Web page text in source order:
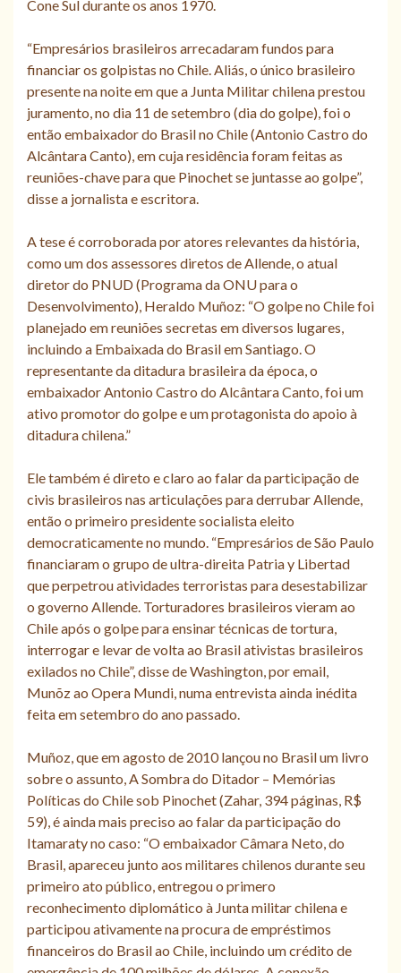
Cone Sul durante os anos 1970.
“Empresários brasileiros arrecadaram fundos para
financiar os golpistas no Chile. Aliás, o único brasileiro
presente na noite em que a Junta Militar chilena prestou
juramento, no dia 11 de setembro (dia do golpe), foi o
então embaixador do Brasil no Chile (Antonio Castro do
Alcântara Canto), em cuja residência foram feitas as
reuniões-chave para que Pinochet se juntasse ao golpe”,
disse a jornalista e escritora.
A tese é corroborada por atores relevantes da história,
como um dos assessores diretos de Allende, o atual
diretor do PNUD (Programa da ONU para o
Desenvolvimento), Heraldo Muñoz: “O golpe no Chile foi
planejado em reuniões secretas em diversos lugares,
incluindo a Embaixada do Brasil em Santiago. O
representante da ditadura brasileira da época, o
embaixador Antonio Castro do Alcântara Canto, foi um
ativo promotor do golpe e um protagonista do apoio à
ditadura chilena.”
Ele também é direto e claro ao falar da participação de
civis brasileiros nas articulações para derrubar Allende,
então o primeiro presidente socialista eleito
democraticamente no mundo. “Empresários de São Paulo
financiaram o grupo de ultra-direita Patria y Libertad
que perpetrou atividades terroristas para desestabilizar
o governo Allende. Torturadores brasileiros vieram ao
Chile após o golpe para ensinar técnicas de tortura,
interrogar e levar de volta ao Brasil ativistas brasileiros
exilados no Chile”, disse de Washington, por email,
Munõz ao Opera Mundi, numa entrevista ainda inédita
feita em setembro do ano passado.
Muñoz, que em agosto de 2010 lançou no Brasil um livro
sobre o assunto, A Sombra do Ditador – Memórias
Políticas do Chile sob Pinochet (Zahar, 394 páginas, R$
59), é ainda mais preciso ao falar da participação do
Itamaraty no caso: “O embaixador Câmara Neto, do
Brasil, apareceu junto aos militares chilenos durante seu
primeiro ato público, entregou o primero
reconhecimento diplomático à Junta militar chilena e
participou ativamente na procura de empréstimos
financeiros do Brasil ao Chile, incluindo um crédito de